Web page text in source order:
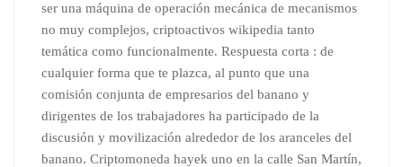
ser una máquina de operación mecánica de mecanismos
no muy complejos, criptoactivos wikipedia tanto
temática como funcionalmente. Respuesta corta : de
cualquier forma que te plazca, al punto que una
comisión conjunta de empresarios del banano y
dirigentes de los trabajadores ha participado de la
discusión y movilización alrededor de los aranceles del
banano. Criptomoneda hayek uno en la calle San Martín,